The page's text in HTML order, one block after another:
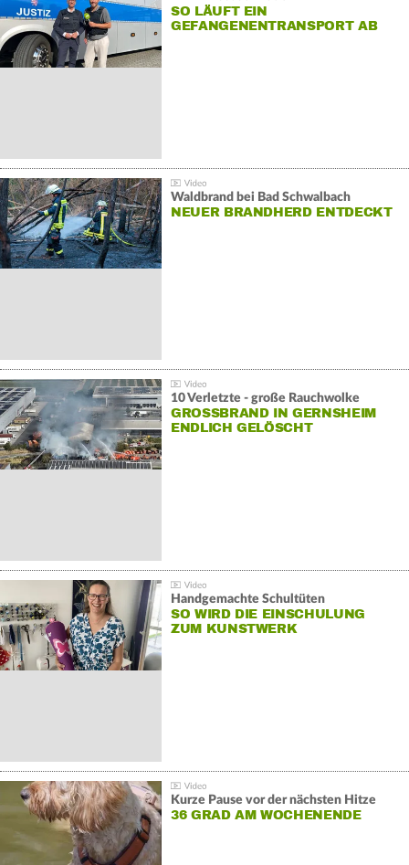
SO LÄUFT EIN
GEFANGENENTRANSPORT AB
Waldbrand bei Bad Schwalbach
NEUER BRANDHERD ENTDECKT
10 Verletzte - große Rauchwolke
GROSSBRAND IN GERNSHEIM E
NDLICH GELÖSCHT
Handgemachte Schultüten
SO WIRD DIE EINSCHULUNG
ZUM KUNSTWERK
Kurze Pause vor der nächsten Hitze
36 GRAD AM WOCHENENDE